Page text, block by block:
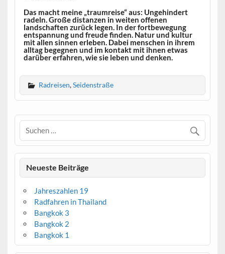
Das macht meine „traumreise“ aus: Ungehindert
radeln. Große distanzen in weiten offenen
landschaften zurück legen. In der fortbewegung
entspannung und freude finden. Natur und kultur
mit allen sinnen erleben. Dabei menschen in ihrem
alltag begegnen und im kontakt mit ihnen etwas
darüber erfahren, wie sie leben und denken.
Radreisen,Seidenstraße
Neueste Beiträge
Jahreszahlen 19
Radfahren in Thailand
Bangkok 3
Bangkok 2
Bangkok 1